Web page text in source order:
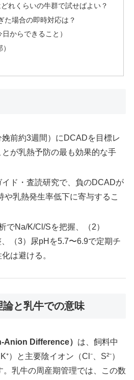
れくらいの牛群で試せばよい？
た場合の即時対応は？
からできること）
前約3週間）にDCADを目標レ
が乳熱予防の最も効果的な手
ド・査読研究で、負のDCADが
や乳熱発生率低下に寄与するこ
でNa/K/Cl/Sを把握、（2）
（3）尿pHを5.7〜6.9で定期チ
は避ける。
と乳牛での意味
Anion Difference） は、飼料中
）と主要陰イオン（Cl⁻、S²⁻）
乳牛の周産期管理では、この数